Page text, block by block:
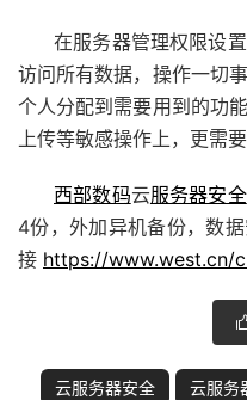
在服务器管理权限设
访问所有数据，操作一切
个人分配到需要用到的功
上传等敏感操作上，更需要
西部数码云服务器安全
4份，外加异机备份，数
接 https://www.west.cn/
云服务器安全 云服务